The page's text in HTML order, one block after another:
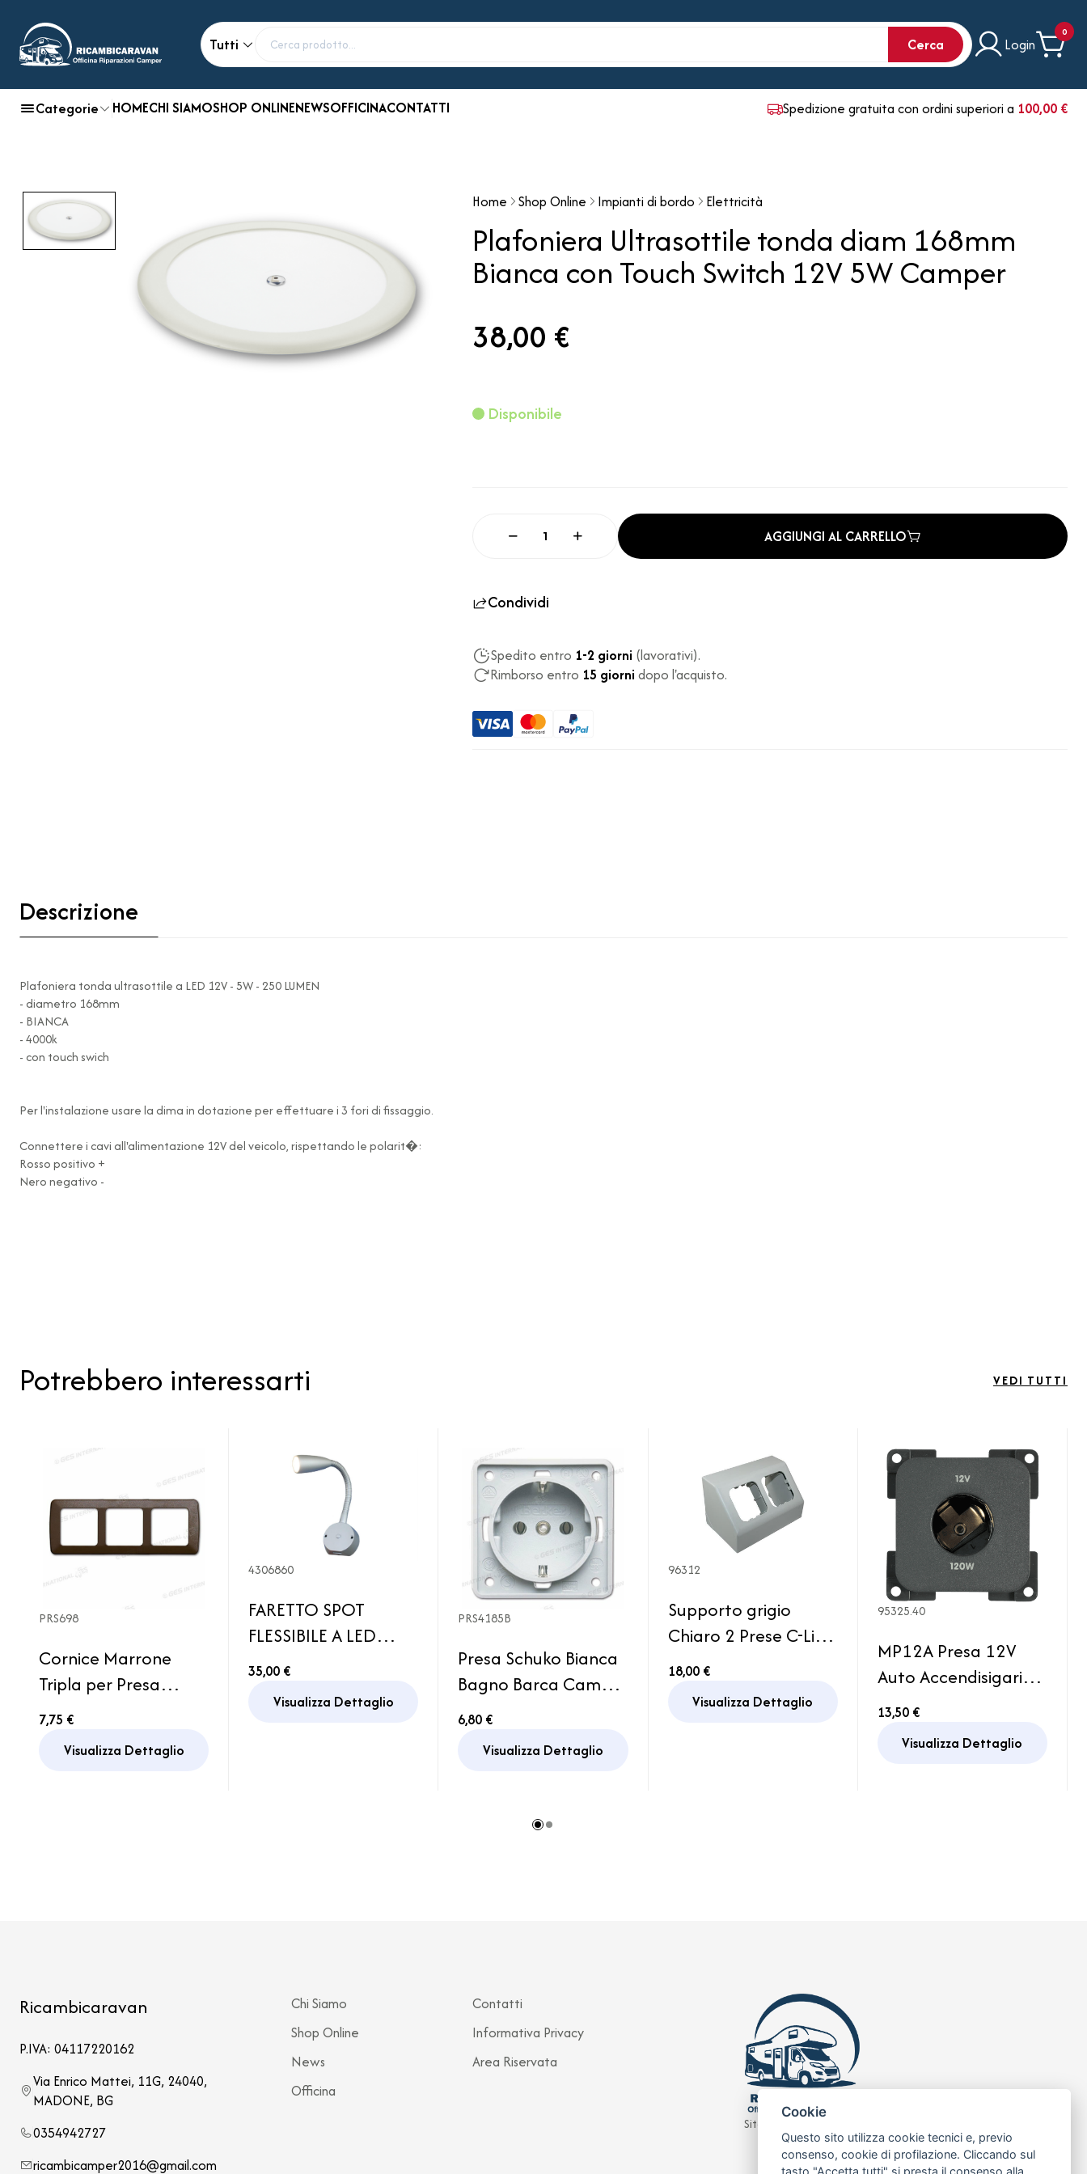
Tutti Cerca Login
0
Categorie HOMECHI SIAMOSHOP ONLINENEWSOFFICINACONTATTI Spedizione gratuita con ordini superiori a 100,00 €
Home Shop Online Impianti di bordo Elettricità
Plafoniera Ultrasottile tonda diam 168mm
Bianca con Touch Switch 12V 5W Camper
38,00 €
Disponibile
AGGIUNGI AL CARRELLO
Condividi
Spedito entro 1-2 giorni (lavorativi).
Rimborso entro 15 giorni dopo l'acquisto.
Descrizione
Plafoniera tonda ultrasottile a LED 12V - 5W - 250 LUMEN
- diametro 168mm
- BIANCA
- 4000k
- con touch swich
Per l'instalazione usare la dima in dotazione per effettuare i 3 fori di fissaggio.
Connettere i cavi all'alimentazione 12V del veicolo, rispettando le polarit�:
Rosso positivo +
Nero negativo -
Potrebbero interessarti VEDI TUTTI
PRS698
Cornice Marrone
Tripla per Presa
GalaXL Caravan
7,75 €
Visualizza Dettaglio
4306860
FARETTO SPOT
FLESSIBILE A LED
CON USB ED
35,00 €
Visualizza Dettaglio
PRS4185B
Presa Schuko Bianca
Bagno Barca Camper
Caravan
6,80 €
Visualizza Dettaglio
96312
Supporto grigio
Chiaro 2 Prese C-Line
Angolo Camper
18,00 €
Visualizza Dettaglio
95325.40
MP12A Presa 12V
Auto Accendisigari
Grigio Camper
13,50 €
Visualizza Dettaglio
Ricambicaravan
P.IVA: 04117220162
Via Enrico Mattei, 11G, 24040,
MADONE, BG
0354942727
ricambicamper2016@gmail.com
Chi Siamo
Shop Online
News
Officina
Contatti
Informativa Privacy
Area Riservata
Sito realizzato da
Cookie
Questo sito utilizza cookie tecnici e, previo
consenso, cookie di profilazione. Cliccando sul